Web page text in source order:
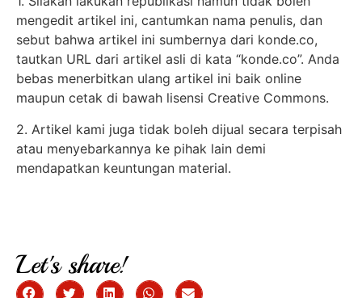
mengedit artikel ini, cantumkan nama penulis, dan
sebut bahwa artikel ini sumbernya dari konde.co,
tautkan URL dari artikel asli di kata “konde.co”. Anda
bebas menerbitkan ulang artikel ini baik online
maupun cetak di bawah lisensi Creative Commons.
2. Artikel kami juga tidak boleh dijual secara terpisah
atau menyebarkannya ke pihak lain demi
mendapatkan keuntungan material.
Let's share!